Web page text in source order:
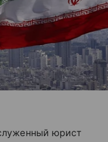
юрист